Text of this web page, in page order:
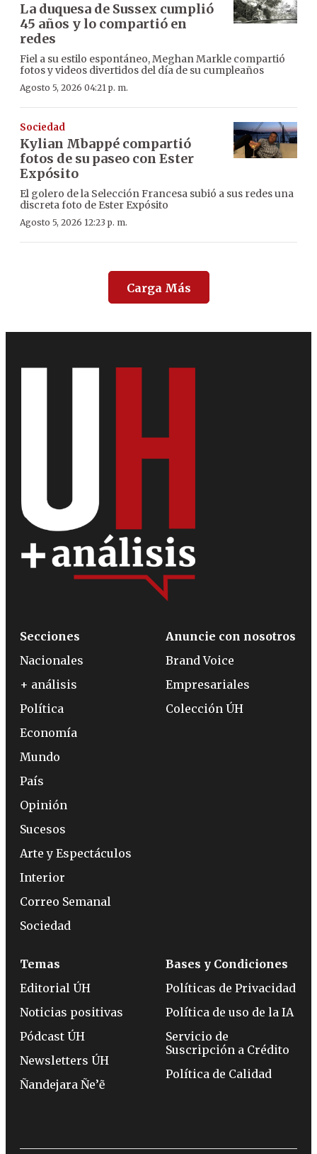
La duquesa de Sussex cumplió
45 años y lo compartió en
redes
Fiel a su estilo espontáneo, Meghan Markle compartió
fotos y videos divertidos del día de su cumpleaños
Agosto 5, 2026 04:21 p. m.
Sociedad
Kylian Mbappé compartió
fotos de su paseo con Ester
Expósito
El golero de la Selección Francesa subió a sus redes una
discreta foto de Ester Expósito
Agosto 5, 2026 12:23 p. m.
Carga Más
Secciones
Nacionales
+ análisis
Política
Economía
Mundo
País
Opinión
Sucesos
Arte y Espectáculos
Interior
Correo Semanal
Sociedad
Anuncie con nosotros
Brand Voice
Empresariales
Colección ÚH
Temas
Editorial ÚH
Noticias positivas
Pódcast ÚH
Newsletters ÚH
Ñandejara Ñe’ẽ
Bases y Condiciones
Políticas de Privacidad
Política de uso de la IA
Servicio de
Suscripción a Crédito
Política de Calidad